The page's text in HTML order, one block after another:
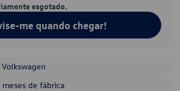
esgotado.
me quando chegar!
meses de fábrica